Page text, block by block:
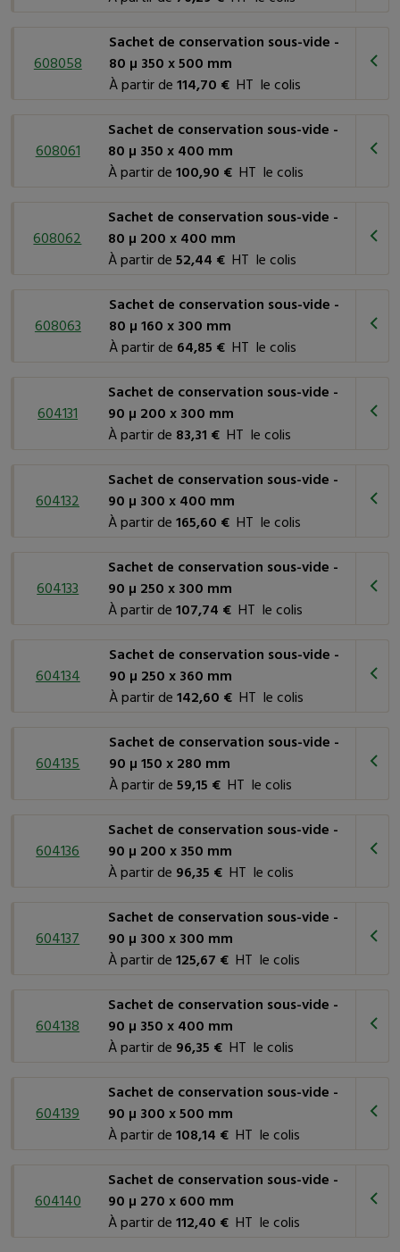
608058
Sachet de conservation sous-vide -
80 µ 350 x 500 mm
À partir de114,70 €HT le colis
608061
Sachet de conservation sous-vide -
80 µ 350 x 400 mm
À partir de100,90 € HT le colis
608062
Sachet de conservation sous-vide -
80 µ 200 x 400 mm
À partir de52,44 €HT le colis
608063
Sachet de conservation sous-vide -
80 µ 160 x 300 mm
À partir de 64,85 €HT le colis
604131
Sachet de conservation sous-vide -
90 µ 200 x 300 mm
À partir de 83,31 € HT le colis
604132
Sachet de conservation sous-vide -
90 µ 300 x 400 mm
À partir de165,60 €HT le colis
604133
Sachet de conservation sous-vide -
90 µ 250 x 300 mm
À partir de107,74 € HT le colis
604134
Sachet de conservation sous-vide -
90 µ 250 x 360 mm
À partir de142,60 €HT le colis
604135
Sachet de conservation sous-vide -
90 µ 150 x 280 mm
À partir de59,15 €HT le colis
604136
Sachet de conservation sous-vide -
90 µ 200 x 350 mm
À partir de 96,35 € HT le colis
604137
Sachet de conservation sous-vide -
90 µ 300 x 300 mm
À partir de125,67 € HT le colis
604138
Sachet de conservation sous-vide -
90 µ 350 x 400 mm
À partir de 96,35 € HT le colis
604139
Sachet de conservation sous-vide -
90 µ 300 x 500 mm
À partir de108,14 € HT le colis
604140
Sachet de conservation sous-vide -
90 µ 270 x 600 mm
À partir de112,40 € HT le colis